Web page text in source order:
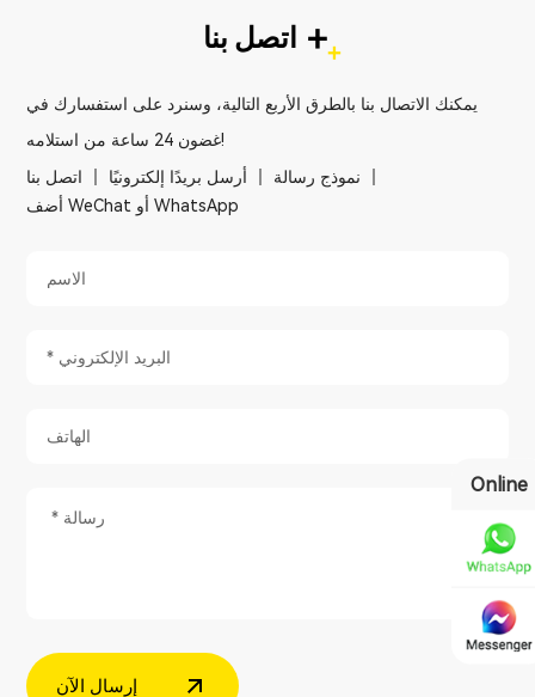
Online
اتصل بنا +
يمكنك الاتصال بنا بالطرق الأربع التالية، وسنرد على استفسارك في
غضون 24 ساعة من استلامه!
اتصل بنا
أرسل بريدًا إلكترونيًا
نموذج رسالة
أضف WeChat أو WhatsApp
إرسال الآن